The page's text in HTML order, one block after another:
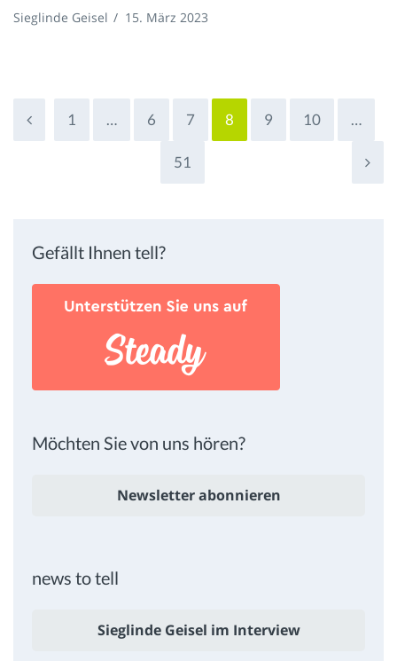
Sieglinde Geisel / 15. März 2023
1 … 6 7 8 9 10 …
51
Gefällt Ihnen tell?
Möchten Sie von uns hören?
Newsletter abonnieren
news to tell
Sieglinde Geisel im Interview